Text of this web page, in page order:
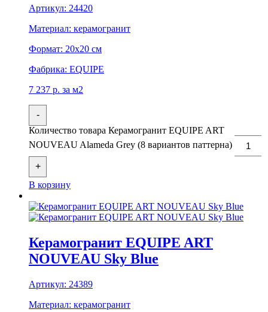
Артикул: 24420
Материал: керамогранит
Формат: 20x20 см
Фабрика: EQUIPE
7 237 р. за м2
-
Количество товара Керамогранит EQUIPE ART
NOUVEAU Alameda Grey (8 вариантов паттерна)
+
В корзину
Керамогранит EQUIPE ART
NOUVEAU Sky Blue
Артикул: 24389
Материал: керамогранит